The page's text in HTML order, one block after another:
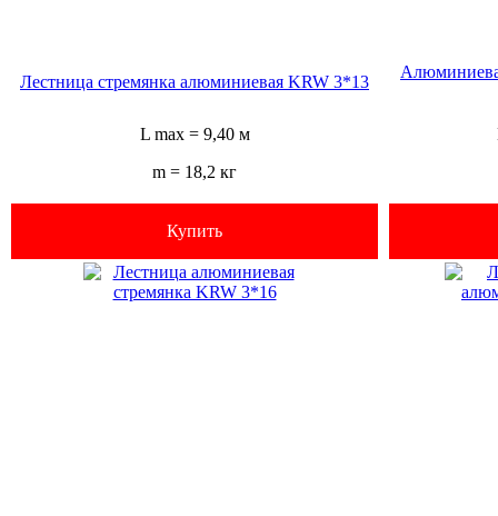
Лестница стремянка алюминиевая KRW 3*13
L max = 9,40 м
m = 18,2 кг
Купить